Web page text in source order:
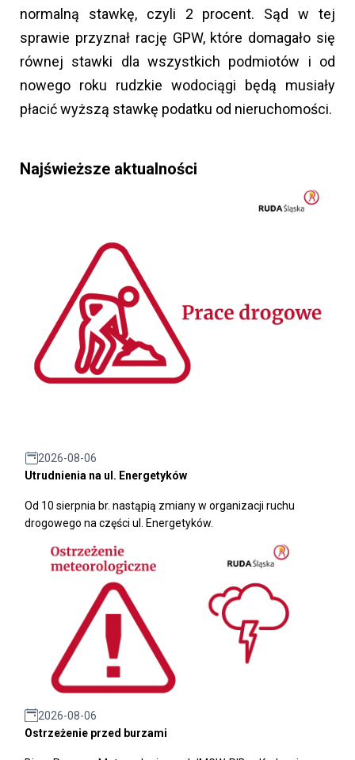
normalną stawkę, czyli 2 procent. Sąd w tej
sprawie przyznał rację GPW, które domagało się
równej stawki dla wszystkich podmiotów i od
nowego roku rudzkie wodociągi będą musiały
płacić wyższą stawkę podatku od nieruchomości.
Najświeższe aktualności
2026-08-06
Utrudnienia na ul. Energetyków
Od 10 sierpnia br. nastąpią zmiany w organizacji ruchu
drogowego na części ul. Energetyków.
2026-08-06
Ostrzeżenie przed burzami